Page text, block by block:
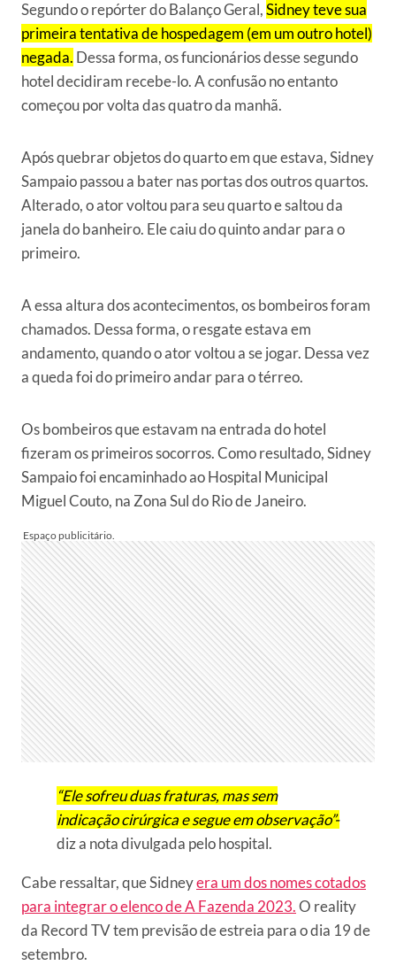
Segundo o repórter do Balanço Geral,Sidney teve sua
primeira tentativa de hospedagem (em um outro hotel)
negada. Dessa forma, os funcionários desse segundo
hotel decidiram recebe-lo. A confusão no entanto
começou por volta das quatro da manhã.
Após quebrar objetos do quarto em que estava, Sidney
Sampaio passou a bater nas portas dos outros quartos.
Alterado, o ator voltou para seu quarto e saltou da
janela do banheiro. Ele caiu do quinto andar para o
primeiro.
A essa altura dos acontecimentos, os bombeiros foram
chamados. Dessa forma, o resgate estava em
andamento, quando o ator voltou a se jogar. Dessa vez
a queda foi do primeiro andar para o térreo.
Os bombeiros que estavam na entrada do hotel
fizeram os primeiros socorros. Como resultado, Sidney
Sampaio foi encaminhado ao Hospital Municipal
Miguel Couto, na Zona Sul do Rio de Janeiro.
“Ele sofreu duas fraturas, mas sem
indicação cirúrgica e segue em observação”-
diz a nota divulgada pelo hospital.
Cabe ressaltar, que Sidneyera um dos nomes cotados
para integrar o elenco de A Fazenda 2023.O reality
da Record TV tem previsão de estreia para o dia 19 de
setembro.